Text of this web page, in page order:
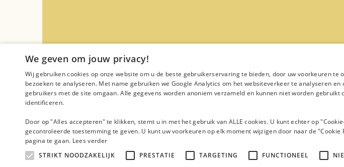
We geven om jouw privacy!
Wij gebruiken cookies op onze website om u de beste gebruikerservaring te bieden, door uw voorkeuren te
bezoeken te analyseren. Met name gebruiken we Google Analytics om het websiteverkeer te analyseren en
gebruikers met de site omgaan. Alle gegevens worden anoniem verzameld en kunnen niet worden gebruikt
identificeren.
Door op "Alles accepteren" te klikken, stemt u in met het gebruik van ALLE cookies. U kunt echter op
gecontroleerde toestemming te geven. U kunt uw voorkeuren op elk moment wijzigen door naar de "Cookie
pagina te gaan. Lees verder
STRIKT NOODZAKELIJK
PRESTATIE TARGETING FUNCTIONEEL